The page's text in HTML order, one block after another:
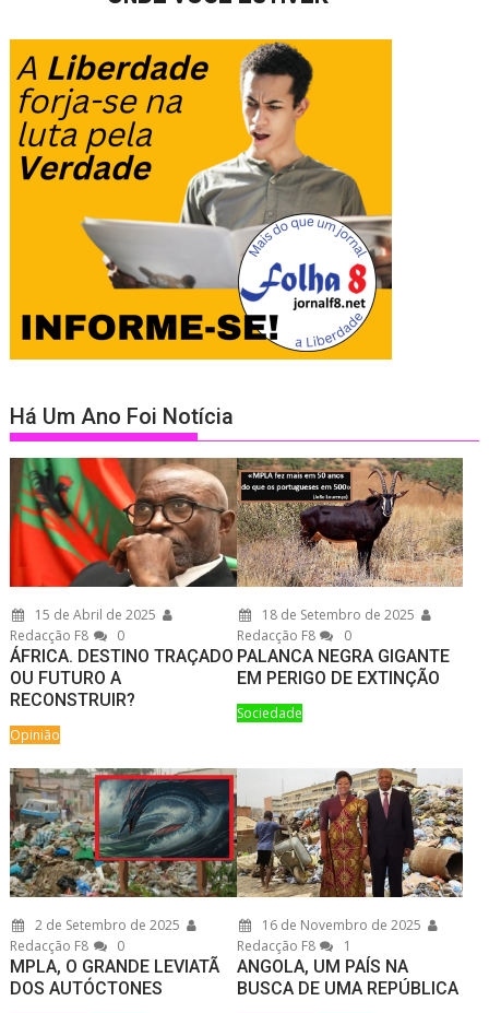
Há Um Ano Foi Notícia
15 de Abril de 2025
Redacção F8
0
ÁFRICA. DESTINO TRAÇADO
OU FUTURO A
RECONSTRUIR?
Opinião
18 de Setembro de 2025
Redacção F8
0
PALANCA NEGRA GIGANTE
EM PERIGO DE EXTINÇÃO
Sociedade
2 de Setembro de 2025
Redacção F8
0
MPLA, O GRANDE LEVIATÃ
DOS AUTÓCTONES
16 de Novembro de 2025
Redacção F8
1
ANGOLA, UM PAÍS NA
BUSCA DE UMA REPÚBLICA